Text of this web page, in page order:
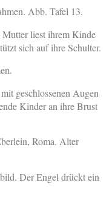
Abb. Tafel 13.
Mutter liest ihrem Kinde
sich auf ihre Schulter.
geschlossenen Augen
Kinder an ihre Brust
Roma. Alter
Der Engel drückt ein